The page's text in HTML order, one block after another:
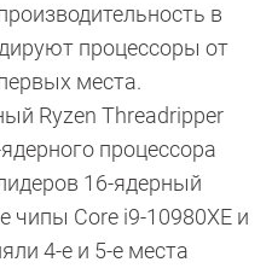
в
процессоры от
места.
Ryzen Threadripper
процессора
16-ядерный
чипы Core i9-10980XE и
4-е и 5-е места